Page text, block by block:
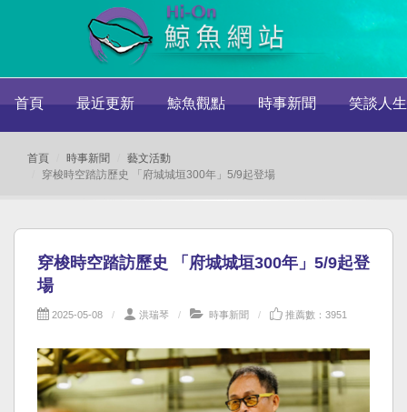
首頁 最近更新 鯨魚觀點 時事新聞 笑談人生
首頁 時事新聞
藝文活動
穿梭時空踏訪歷史 「府城城垣300年」5/9起登場
穿梭時空踏訪歷史 「府城城垣300年」5/9起登
場
2025-05-08 洪瑞琴 時事新聞 推薦數：3951